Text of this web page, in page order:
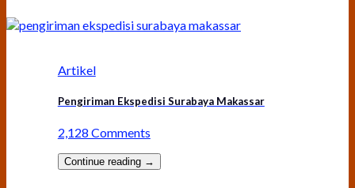
Artikel
Pengiriman Ekspedisi Surabaya Makassar
2,128 Comments
Continue reading →